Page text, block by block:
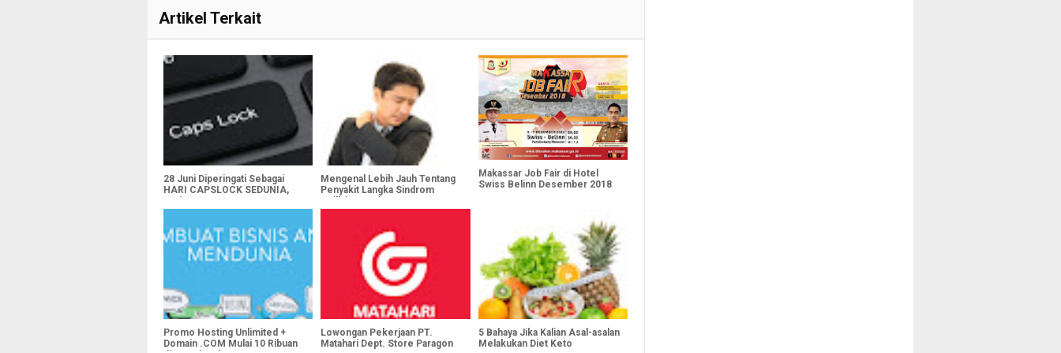
Artikel Terkait
28 Juni Diperingati Sebagai
HARI CAPSLOCK SEDUNIA,
Mengenal Lebih Jauh Tentang
Penyakit Langka Sindrom
Makassar Job Fair di Hotel
Swiss Belinn Desember 2018
Promo Hosting Unlimited +
Domain .COM Mulai 10 Ribuan
Lowongan Pekerjaan PT.
Matahari Dept. Store Paragon
5 Bahaya Jika Kalian Asal-asalan
Melakukan Diet Keto